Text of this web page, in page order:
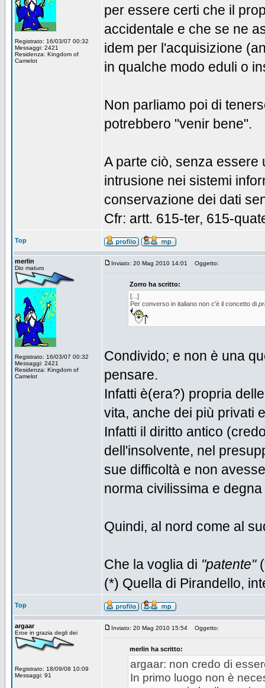
Registrato: 16/03/07 00:32
Messaggi: 2421
Residenza: Kingdom of
Camelot
per essere certi che il
accidentale e che se ne
idem per l'acquisizione
in qualche modo eduli o
Non parliamo poi di
potrebbero "venir bene".
A parte ciò, senza essere
intrusione nei sistemi
conservazione dei dati
Cfr: artt. 615-ter, 615-
Top
merlin
Dio maturo
Registrato: 16/03/07 00:32
Messaggi: 2421
Residenza: Kingdom of
Camelot
Inviato: 20 Mag 2010 14:01 Oggetto:
Zorro ha scritto:
[...]
Per converso in italiano non c'è il concetto di
Condivido; e non è una
pensare.
Infatti è(era?) propria
vita, anche dei più privati
Infatti il diritto antico
dell'insolvente, nel
sue difficoltà e non
norma civilissima e
Quindi, al nord come al
Che la voglia di "patente"
(*) Quella di Pirandello,
Top
argaar
Eroe in grazia degli dei
Registrato: 18/09/08 10:09
Messaggi: 91
Inviato: 20 Mag 2010 15:54 Oggetto:
merlin ha scritto:
argaar: non credo di
In primo luogo non è